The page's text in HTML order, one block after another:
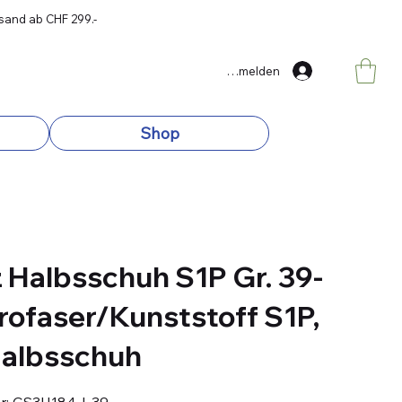
ab CHF 299.-
Shop
Anmelden
S1P Gr. 39-
Kunststoff S1P,
Artikelnummer: